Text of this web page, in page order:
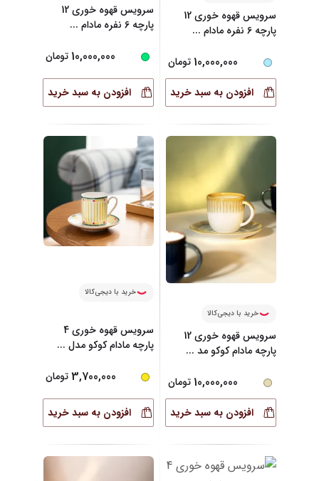
سرویس قهوه خوری 12
پارچه 6 نفره مادام
...
10,000,000 تومان
افزودن به سبد خرید
سرویس قهوه خوری 12
پارچه 6 نفره مادام
...
10,000,000 تومان
افزودن به سبد خرید
خرید با دیجی‌کالا
سرویس قهوه خوری 12
پارچه مادام کوکو مد ...
10,000,000 تومان
افزودن به سبد خرید
خرید با دیجی‌کالا
سرویس قهوه خوری 4
پارچه مادام کوکو مدل ...
3,700,000تومان
افزودن به سبد خرید